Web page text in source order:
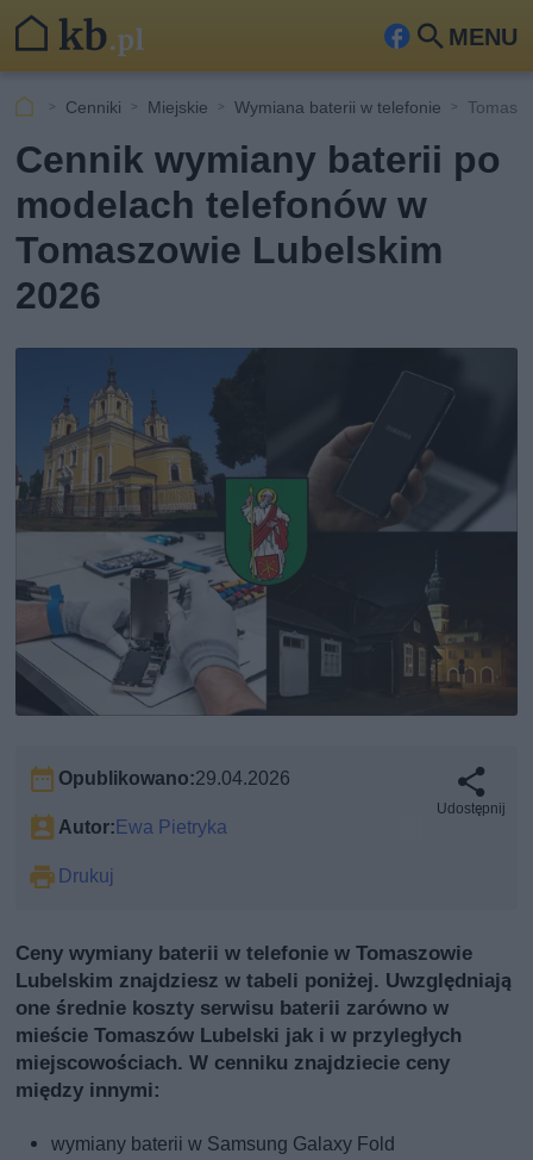
MENU
Fa
ook
Szu
kaj
Cenniki Miejskie Wymiana baterii w telefonie
Cennik wymiany baterii po
modelach telefonów w
Tomaszowie Lubelskim
2026
Opublikowano:29.04.2026
Autor: Ewa Pietryka
Drukuj
Udostępnij
Ceny wymiany baterii w telefonie w Tomaszowie
Lubelskim znajdziesz w tabeli poniżej. Uwzględniają
one średnie koszty serwisu baterii zarówno w
mieście Tomaszów Lubelski jak i w przyległych
miejscowościach. W cenniku znajdziecie ceny
między innymi:
wymiany baterii w Samsung Galaxy Fold